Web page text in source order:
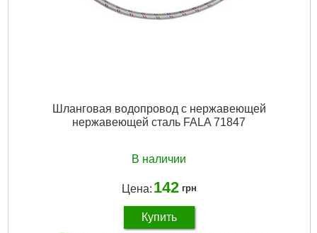
Шланговая водопровод с нержавеющей
нержавеющей сталь FALA 71847
В наличии
Цена: 142 грн
Купить